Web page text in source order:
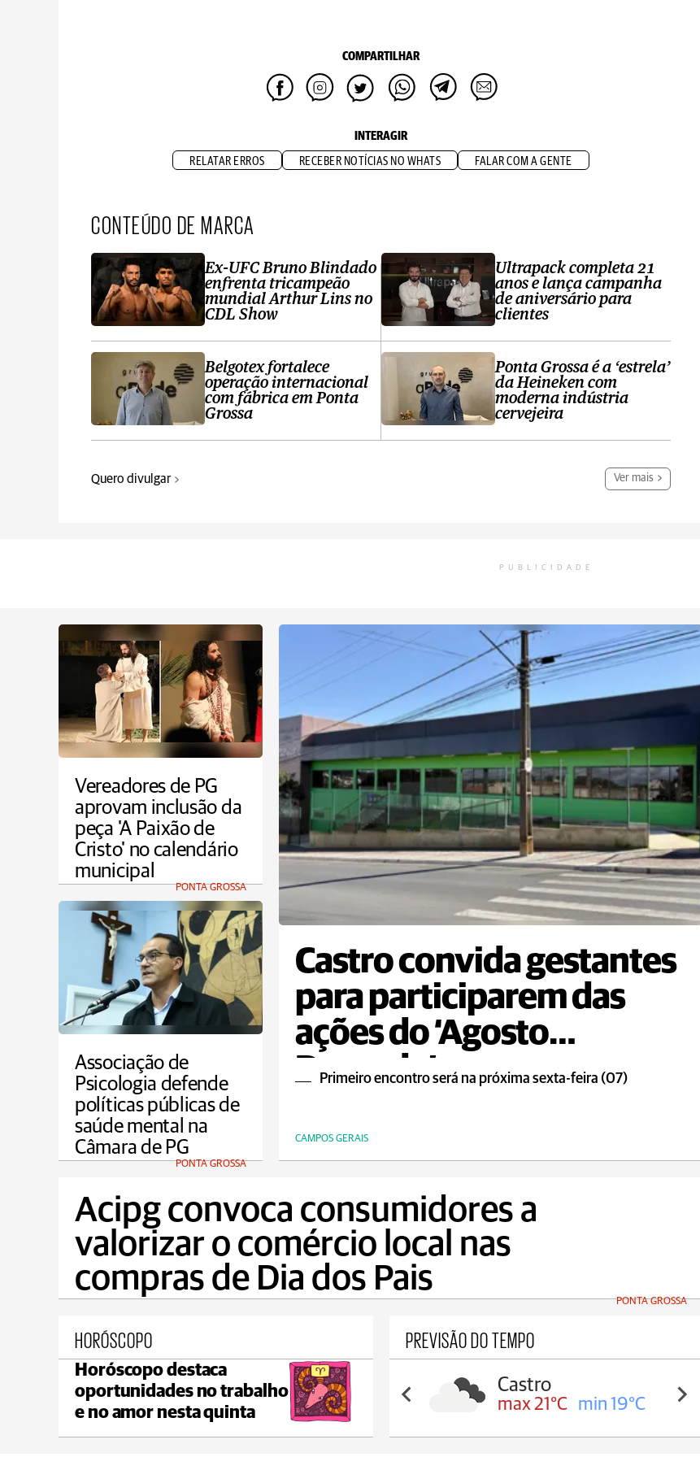
COMPARTILHAR
INTERAGIR
RELATAR ERROS RECEBER NOTÍCIAS NO WHATS FALAR COM A GENTE
CONTEÚDO DE MARCA
Ex-UFC Bruno Blindado
enfrenta tricampeão
mundial Arthur Lins no
CDL Show
Belgotex fortalece
operação internacional
com fábrica em Ponta
Grossa
Ultrapack completa 21
anos e lança campanha
de aniversário para
clientes
Ponta Grossa é a ‘estrela’
da Heineken com
moderna indústria
cervejeira
Quero divulgar Ver mais
PUBLICIDADE
Vereadores de PG
aprovam inclusão da
peça 'A Paixão de
Cristo' no calendário
municipal
PONTA GROSSA
Castro convida gestantes
para participarem das
ações do ‘Agosto
Dourado’
Primeiro encontro será na próxima sexta-feira (07)
CAMPOS GERAIS
Associação de
Psicologia defende
políticas públicas de
saúde mental na
Câmara de PG
PONTA GROSSA
Acipg convoca consumidores a
valorizar o comércio local nas
compras de Dia dos Pais
PONTA GROSSA
HORÓSCOPO
Horóscopo destaca
oportunidades no trabalho
e no amor nesta quinta
PREVISÃO DO TEMPO
Castro
max 21°C min 19°C
Carambeí
max 21°C min 18°C